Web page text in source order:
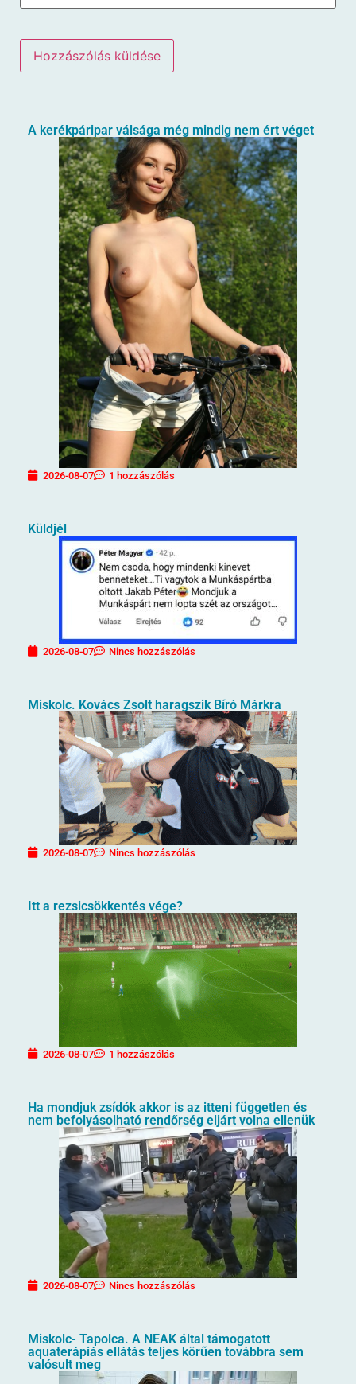
A kerékpáripar válsága még mindig nem ért véget
2026-08-07 1 hozzászólás
Küldjél
2026-08-07 Nincs hozzászólás
Miskolc. Kovács Zsolt haragszik Bíró Márkra
2026-08-07 Nincs hozzászólás
Itt a rezsicsökkentés vége?
2026-08-07 1 hozzászólás
Ha mondjuk zsídók akkor is az itteni független és
nem befolyásolható rendőrség eljárt volna ellenük
2026-08-07 Nincs hozzászólás
Miskolc- Tapolca. A NEAK által támogatott
aquaterápiás ellátás teljes körűen továbbra sem
valósult meg